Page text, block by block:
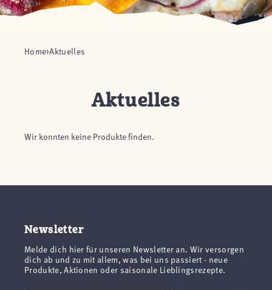
Home Aktuelles
Aktuelles
Wir konnten keine Produkte finden.
Newsletter
Melde dich hier für unseren Newsletter an. Wir versorgen
dich ab und zu mit allem, was bei uns passiert - neue
Produkte, Aktionen oder saisonale Lieblingsrezepte.